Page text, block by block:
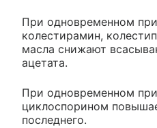
При одновременном
колестирамин,
масла снижают
ацетата.
При одновременном
циклоспорином
последнего.